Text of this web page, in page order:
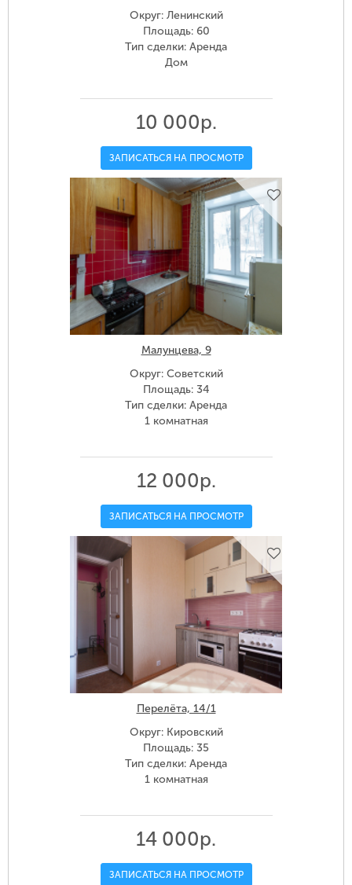
Округ: Ленинский
Площадь: 60
Тип сделки: Аренда
Дом
10 000р.
ЗАПИСАТЬСЯ НА ПРОСМОТР
Малунцева, 9
Округ: Советский
Площадь: 34
Тип сделки: Аренда
1 комнатная
12 000р.
ЗАПИСАТЬСЯ НА ПРОСМОТР
Перелёта, 14/1
Округ: Кировский
Площадь: 35
Тип сделки: Аренда
1 комнатная
14 000р.
ЗАПИСАТЬСЯ НА ПРОСМОТР